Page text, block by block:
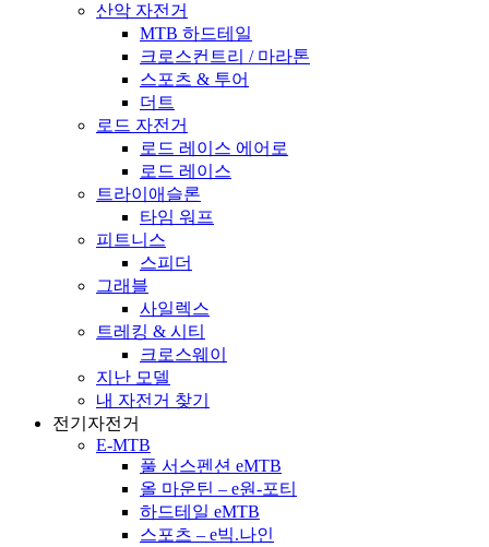
산악 자전거
MTB 하드테일
크로스컨트리 / 마라톤
스포츠 & 투어
더트
로드 자전거
로드 레이스 에어로
로드 레이스
트라이애슬론
타임 워프
피트니스
스피더
그래블
사일렉스
트레킹 & 시티
크로스웨이
지난 모델
내 자전거 찾기
전기자전거
E-MTB
풀 서스펜션 eMTB
올 마운틴 – e원-포티
하드테일 eMTB
스포츠 – e빅.나인